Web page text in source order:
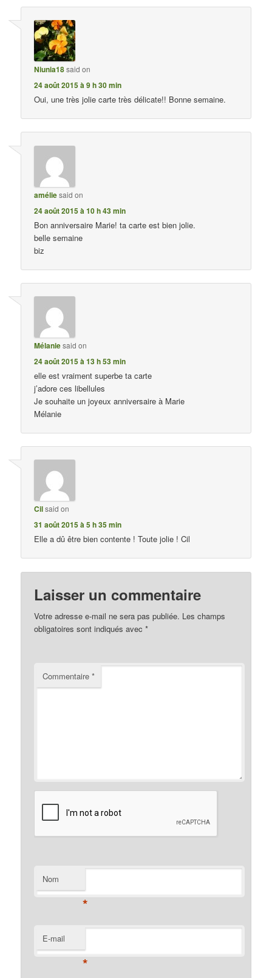
Niunia18said on
24 août 2015 à 9 h 30 min
Oui, une très jolie carte très délicate!! Bonne semaine.
améliesaid on
24 août 2015 à 10 h 43 min
Bon anniversaire Marie! ta carte est bien jolie.
belle semaine
biz
Mélaniesaid on
24 août 2015 à 13 h 53 min
elle est vraiment superbe ta carte
j’adore ces libellules
Je souhaite un joyeux anniversaire à Marie
Mélanie
Cilsaid on
31 août 2015 à 5 h 35 min
Elle a dû être bien contente ! Toute jolie ! Cil
Laisser un commentaire
Votre adresse e-mail ne sera pas publiée. Les champs
obligatoires sont indiqués avec*
Commentaire*
Nom
*
E-mail
*